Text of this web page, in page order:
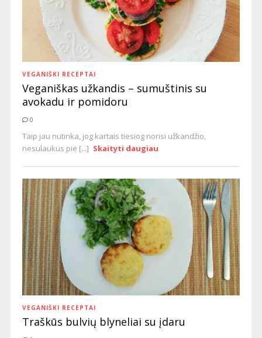
VEGANIŠKI RECEPTAI
Veganiškas užkandis – sumuštinis su
avokadu ir pomidoru
0
Taip jau nutinka, jog kartais tiesiog norisi užkandžio,
nesulaukus pie [...] Skaityti daugiau
VEGANIŠKI RECEPTAI
Traškūs bulvių blyneliai su įdaru